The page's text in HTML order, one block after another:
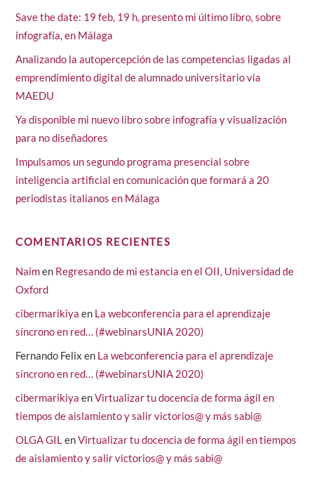
Save the date: 19 feb, 19 h, presento mi último libro, sobre
infografía, en Málaga
Analizando la autopercepción de las competencias ligadas al
emprendimiento digital de alumnado universitario vía
MAEDU
Ya disponible mi nuevo libro sobre infografía y visualización
para no diseñadores
Impulsamos un segundo programa presencial sobre
inteligencia artificial en comunicación que formará a 20
periodistas italianos en Málaga
COMENTARIOS RECIENTES
Naimen Regresando de mi estancia en el OII, Universidad de
Oxford
cibermarikiya en La webconferencia para el aprendizaje
síncrono en red… (#webinarsUNIA 2020)
Fernando Felix en La webconferencia para el aprendizaje
síncrono en red… (#webinarsUNIA 2020)
cibermarikiya enVirtualizar tu docencia de forma ágil en
tiempos de aislamiento y salir victorios@ y más sabi@
OLGA GILenVirtualizar tu docencia de forma ágil en tiempos
de aislamiento y salir victorios@ y más sabi@